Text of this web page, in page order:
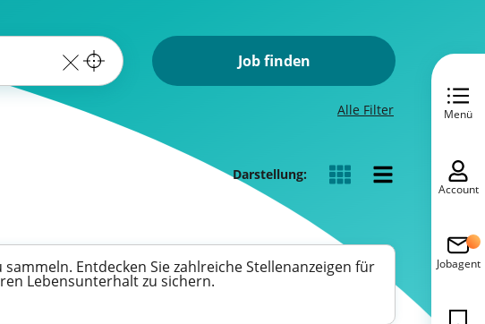
Job finden
Alle Filter
Darstellung:
Entdecken Sie zahlreiche Stellenanzeigen für
Lebensunterhalt zu sichern.
Menü
Account
Jobagent